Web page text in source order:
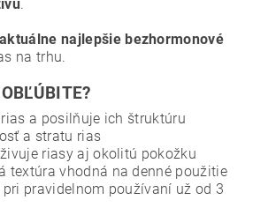
.
najlepšie bezhormonové
na trhu.
a posilňuje ich štruktúru
a stratu rias
riasy aj okolitú pokožku
textúra vhodná na denné použitie
pravidelnom používaní už od 3